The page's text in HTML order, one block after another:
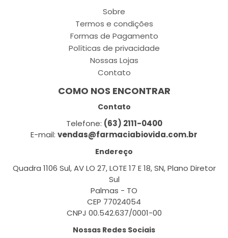
Sobre
Termos e condições
Formas de Pagamento
Políticas de privacidade
Nossas Lojas
Contato
COMO NOS ENCONTRAR
Contato
Telefone: (63) 2111-0400
E-mail: vendas@farmaciabiovida.com.br
Endereço
Quadra 1106 Sul, AV LO 27, LOTE 17 E 18, SN, Plano Diretor
Sul
Palmas - TO
CEP 77024054
CNPJ 00.542.637/0001-00
Nossas Redes Sociais